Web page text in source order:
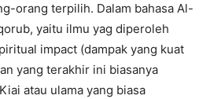
orang terpilih. Dalam bahasa Al-
yaitu ilmu yag diperoleh
impact (dampak yang kuat
yang terakhir ini biasanya
atau ulama yang biasa